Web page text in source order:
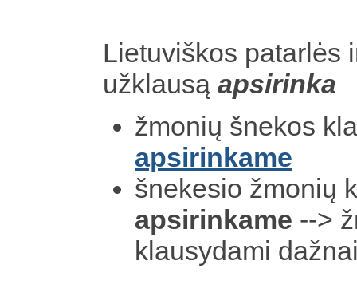
Lietuviškos patarlės
užklausą apsirinka
žmonių šnekos
apsirinkame
šnekesio žmonių
apsirinkame -->
klausydami